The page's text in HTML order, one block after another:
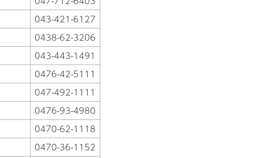
043-421-6127
0438-62-3206
043-443-1491
0476-42-5111
047-492-1111
0476-93-4980
0470-62-1118
0470-36-1152